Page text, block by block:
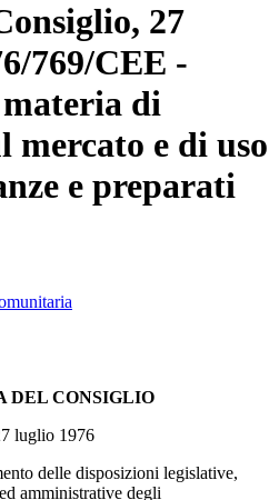
27
769/CEE -
di
mercato e di uso
e preparati
DEL CONSIGLIO
luglio 1976
delle disposizioni legislative,
amministrative degli